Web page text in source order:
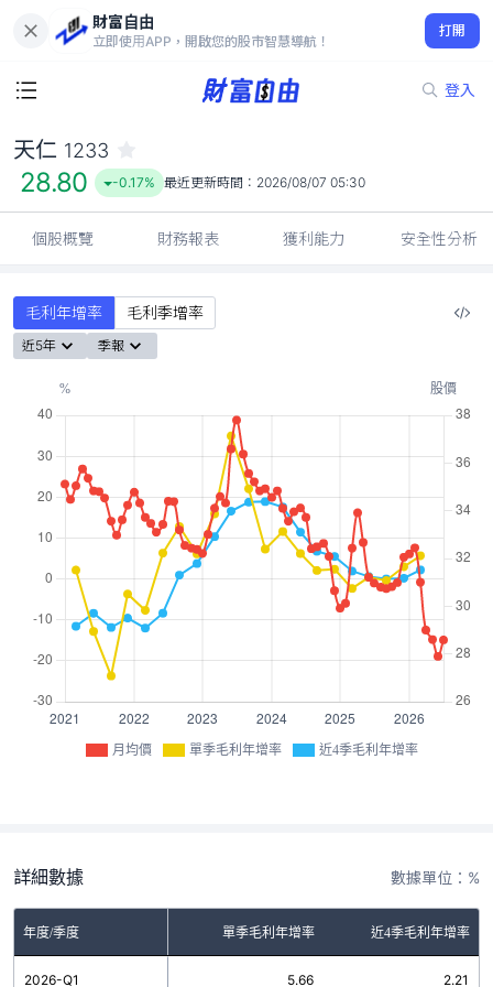
財富自由
立即使用APP，開啟您的股市智慧導航！
打開
登入
28.80
-0.17%
天仁 1233
28.80 -0.17% 最近更新時間： 2026/08/07 05:30
個股概覽 財務報表 獲利能力 安全性分析
毛利年增率 毛利季增率
近5年 季報
月均價 單季毛利年增率 近4季毛利年增率
詳細數據 數據單位：%
年度/季度 單季毛利年增率 近4季毛利年增率
2026-Q1 5.66 2.21